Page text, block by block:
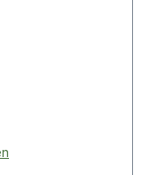
alle
Säuren ·